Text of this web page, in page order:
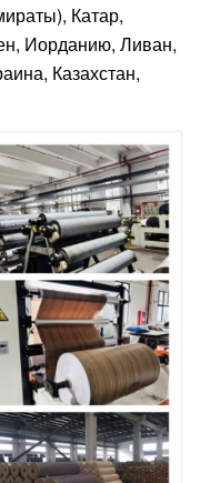
Катар,
Иорданию, Ливан,
Казахстан,